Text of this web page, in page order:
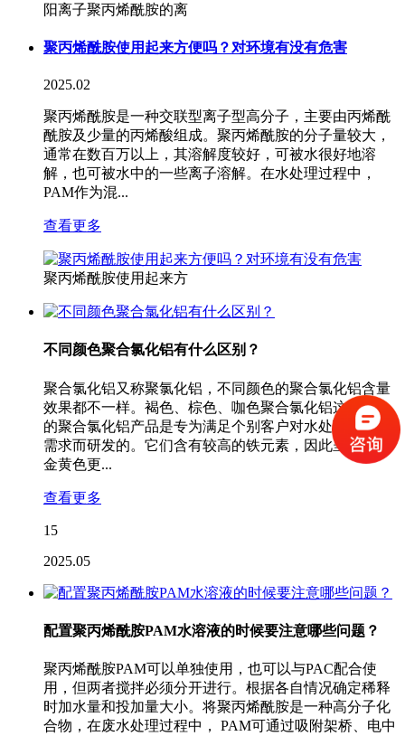
阳离子聚丙烯酰胺的离
聚丙烯酰胺使用起来方便吗？对环境有没有危害
2025.02
聚丙烯酰胺是一种交联型离子型高分子，主要由丙烯酰
酰胺及少量的丙烯酸组成。聚丙烯酰胺的分子量较大，
通常在数百万以上，其溶解度较好，可被水很好地溶
解，也可被水中的一些离子溶解。在水处理过程中，
PAM作为混...
查看更多
聚丙烯酰胺使用起来方
不同颜色聚合氯化铝有什么区别？
聚合氯化铝又称聚氯化铝，不同颜色的聚合氯化铝含量
效果都不一样。褐色、棕色、咖色聚合氯化铝这些颜色
的聚合氯化铝产品是专为满足个别客户对水处理的特殊
需求而研发的。它们含有较高的铁元素，因此呈现出比
金黄色更...
查看更多
15
2025.05
配置聚丙烯酰胺PAM水溶液的时候要注意哪些问题？
聚丙烯酰胺PAM可以单独使用，也可以与PAC配合使
用，但两者搅拌必须分开进行。根据各自情况确定稀释
时加水量和投加量大小。将聚丙烯酰胺是一种高分子化
合物，在废水处理过程中， PAM可通过吸附架桥、电中